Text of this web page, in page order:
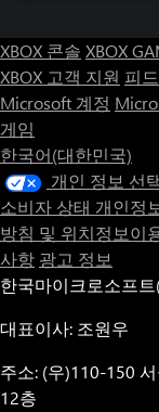
XBOX 콘솔 XBOX
XBOX 고객 지원 피
Microsoft 계정
게임
한국어(대한민국)
개인 정보 선
소비자 상태 개인정
방침 및 위치정보이
사항 광고 정보
한국마이크로소프트
대표이사: 조원우
주소: (우)110-150
12층